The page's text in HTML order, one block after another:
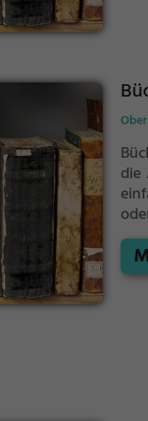
die